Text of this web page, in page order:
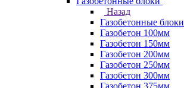
Назад
Газобетонные блоки
Газобетон 100мм
Газобетон 150мм
Газобетон 200мм
Газобетон 250мм
Газобетон 300мм
Газобетон 375мм